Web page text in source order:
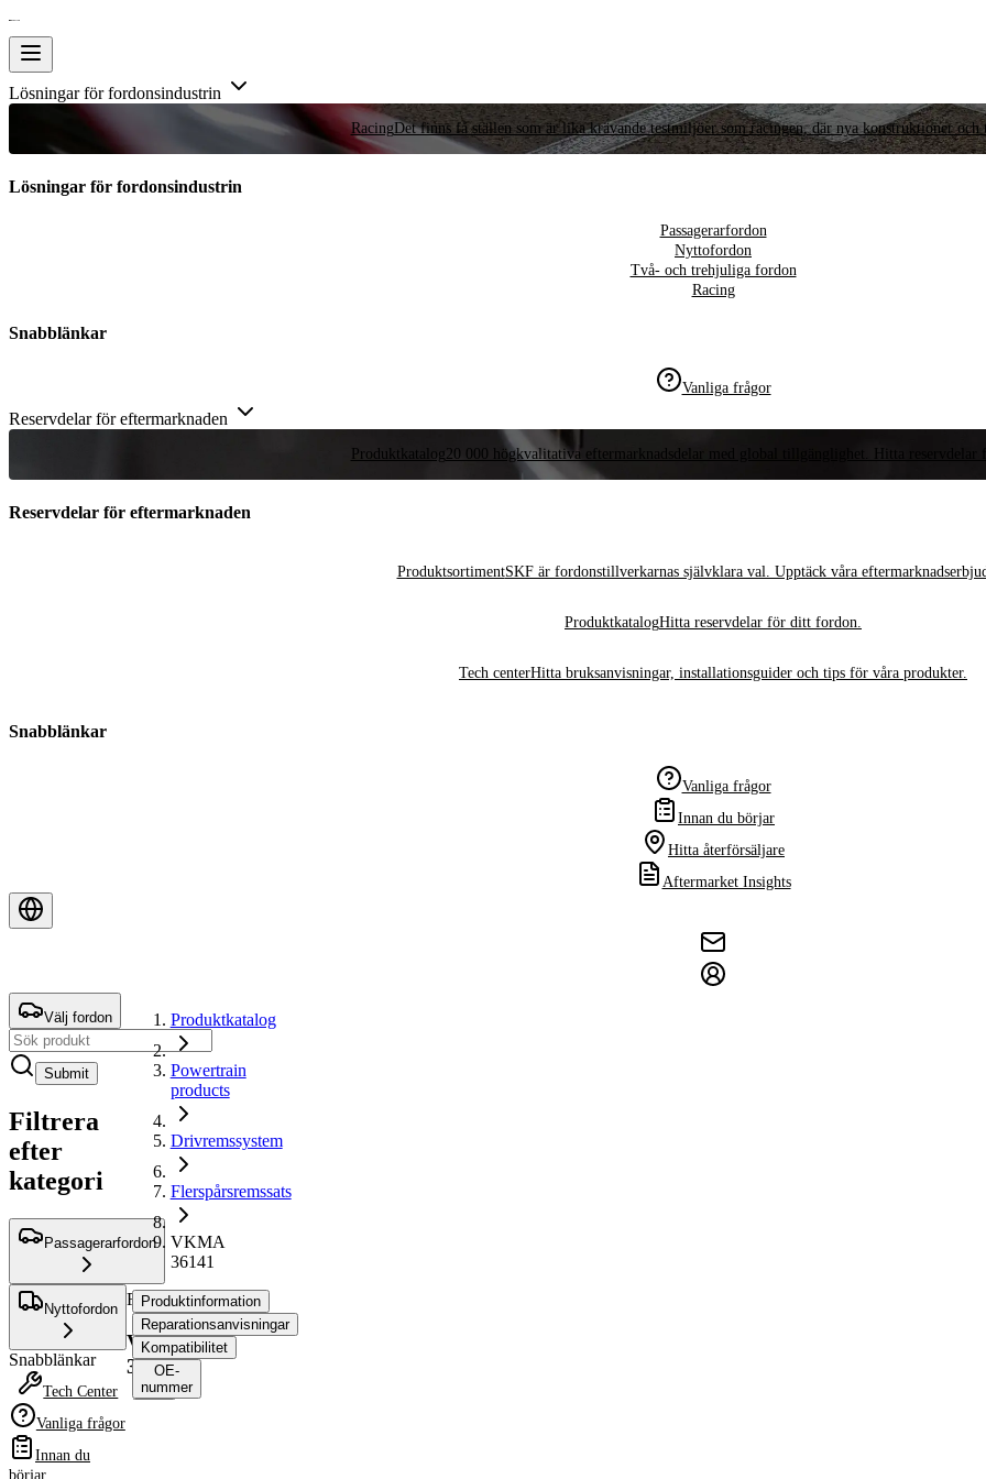
Lösningar för fordonsindustrin
RacingDet finns få ställen som är lika krävande testmiljöer som racingen, där nya konstruktioner och
Lösningar för fordonsindustrin
Passagerarfordon
Nyttofordon
Två- och trehjuliga fordon
Racing
Snabblänkar
Vanliga frågor
Reservdelar för eftermarknaden
Produktkatalog20 000 högkvalitativa eftermarknadsdelar med global tillgänglighet. Hitta reservdelar
Reservdelar för eftermarknaden
ProduktsortimentSKF är fordonstillverkarnas självklara val. Upptäck våra
ProduktkatalogHitta reservdelar för ditt fordon.
Tech centerHitta bruksanvisningar, installationsguider och tips för våra produkter.
Snabblänkar
Vanliga frågor
Innan du börjar
Hitta återförsäljare
Aftermarket Insights
Välj fordon
Submit
Filtrera
efter
kategori
Passagerarfordon
Nyttofordon
Snabblänkar
Tech Center
Vanliga frågor
Innan du
börjar
Produktkatalog
Powertrain
products
Drivremssystem
Flerspårsremssats
VKMA
36141
Flerspårsremssats
VKMA
36141
Produktinformation
Reparationsanvisningar
Kompatibilitet
OE-
nummer